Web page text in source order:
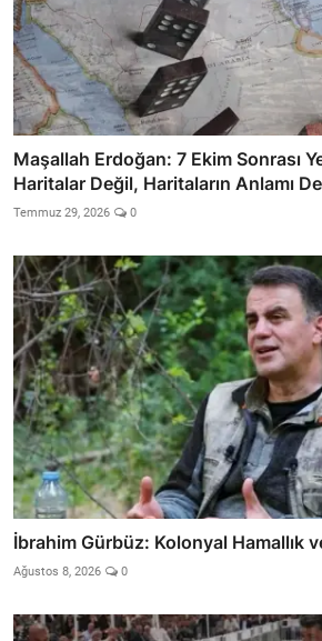
Maşallah Erdoğan: 7 Ekim Sonrası
Haritalar Değil, Haritaların Anlamı
Temmuz 29, 2026 0
İbrahim Gürbüz: Kolonyal Hamallık
Ağustos 8, 2026 0